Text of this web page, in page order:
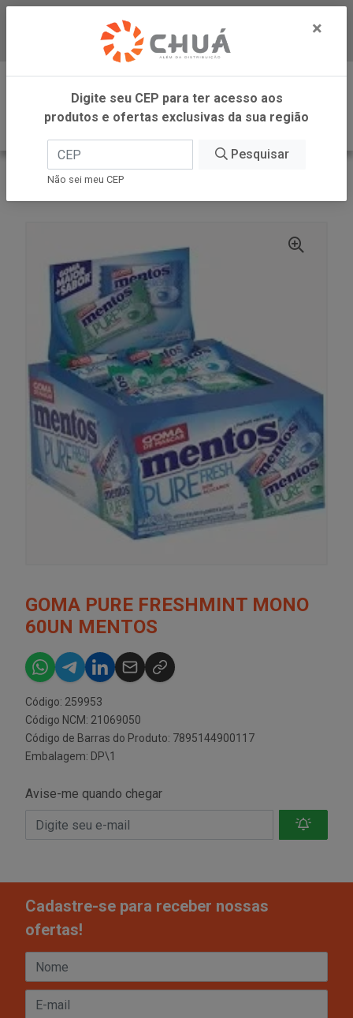
Baixe já nosso APP
0
INÍCIO
PERFETTI
GOMA PURE FRESHMINT MONO
60UN MENTOS
Código: 259953
Código NCM: 21069050
Código de Barras do Produto: 7895144900117
Embalagem: DP\1
Avise-me quando chegar
Cadastre-se para receber nossas
ofertas!
×
Digite seu CEP para ter acesso aos
produtos e ofertas exclusivas da sua região
Pesquisar
Não sei meu CEP